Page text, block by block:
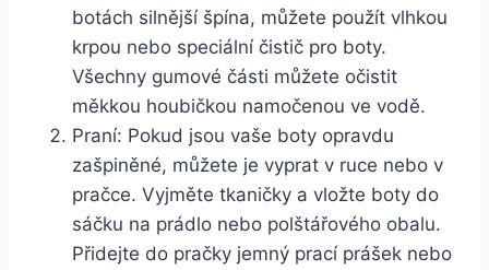
botách ⁣silnější špína, ⁢můžete použít vlhkou​
krpou nebo speciální čistič ‍pro boty.‍
Všechny⁣ gumové části můžete⁤ očistit​
měkkou houbičkou namočenou ve vodě.
Praní: Pokud ‍jsou vaše‍ boty opravdu
‍zašpiněné, ⁢můžete je vyprat v ruce nebo v
pračce. Vyjměte tkaničky ⁤a vložte boty do
sáčku ⁢na prádlo⁤ nebo polštářového obalu.⁤
Přidejte do pračky ⁢jemný ​prací prášek⁣ nebo